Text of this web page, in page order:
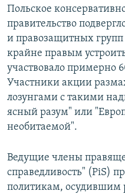
Польское
правительство
и правозащитных групп
крайне правым
участвовало примерно
Участники акции
лозунгами с такими
ясный разум" или
необитаемой".
Ведущие члены
справедливость" (PiS)
политикам, осудившим